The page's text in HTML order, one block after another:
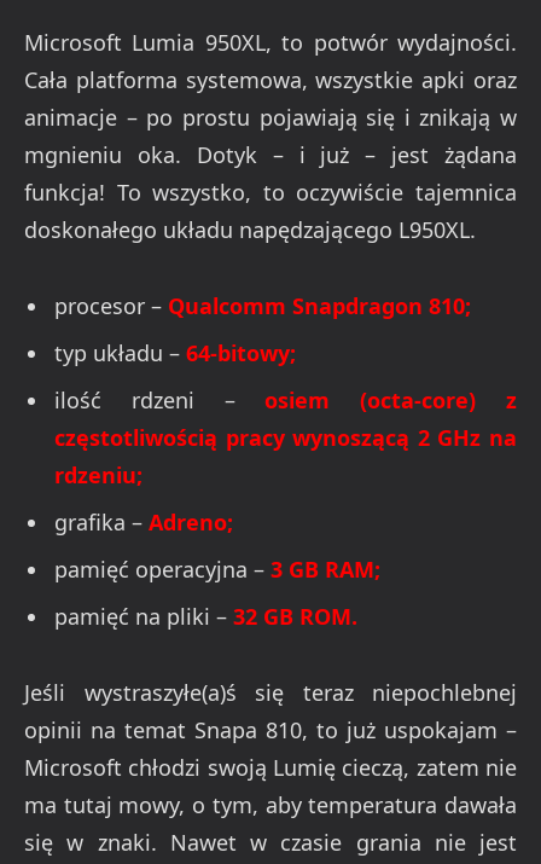
Microsoft Lumia 950XL, to potwór wydajności.
Cała platforma systemowa, wszystkie apki oraz
animacje – po prostu pojawiają się i znikają w
mgnieniu oka. Dotyk – i już – jest żądana
funkcja! To wszystko, to oczywiście tajemnica
doskonałego układu napędzającego L950XL.
procesor – Qualcomm Snapdragon 810;
typ układu – 64-bitowy;
ilość rdzeni –osiem (octa-core) z
częstotliwością pracy wynoszącą 2 GHz na
rdzeniu;
grafika – Adreno;
pamięć operacyjna – 3 GB RAM;
pamięć na pliki – 32 GB ROM.
Jeśli wystraszyłe(a)ś się teraz niepochlebnej
opinii na temat Snapa 810, to już uspokajam –
Microsoft chłodzi swoją Lumię cieczą, zatem nie
ma tutaj mowy, o tym, aby temperatura dawała
się w znaki. Nawet w czasie grania nie jest